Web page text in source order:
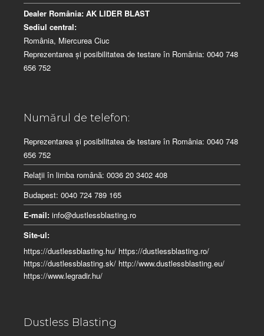
Dealer România: AK LIDER BLAST
Sediul central:
România, Miercurea Ciuc
Reprezentarea și posibilitatea de testare în România: 0040 748
656 752
Numărul de telefon:
Reprezentarea și posibilitatea de testare în România: 0040 748
656 752
Relaţii în limba românӑ: 0036 20 3402 408
Budapest: 0040 724 789 165
E-mail: info@dustlessblasting.ro
Site-ul:
https://dustlessblasting.hu/ https://dustlessblasting.ro/
https://dustlessblasting.sk/ http://www.dustlessblasting.eu/
https://www.legradir.hu/
Dustless Blasting